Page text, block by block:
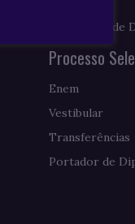
Programas de
Processo
Enem
Vestibular
Transferências
Portador de